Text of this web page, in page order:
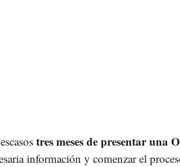
tres meses de presentar una
información y comenzar el